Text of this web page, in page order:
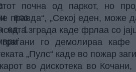
почна од паркот, но
правда“, „Секој еден, може
зграда каде фрлаа со
го демолираа кафе
„Пулс“ каде во пожар
во дискотека во